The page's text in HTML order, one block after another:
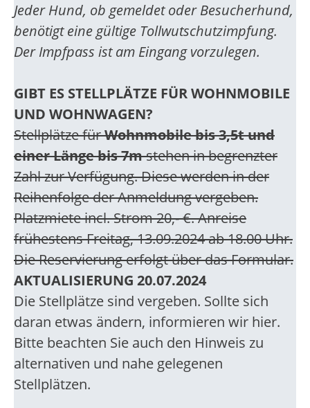
Jeder Hund, ob gemeldet oder Besucherhund,
benötigt eine gültige Tollwutschutzimpfung.
Der Impfpass ist am Eingang vorzulegen.
GIBT ES STELLPLÄTZE FÜR WOHNMOBILE
UND WOHNWAGEN?
Stellplätze fürWohnmobile bis 3,5tund
einer Länge bis 7mstehen in begrenzter
Zahl zur Verfügung. Diese werden in der
Reihenfolge der Anmeldung vergeben.
Platzmiete incl. Strom 20,- €. Anreise
frühestens Freitag, 13.09.2024 ab 18.00 Uhr.
Die Reservierung erfolgt über das Formular.
AKTUALISIERUNG 20.07.2024
Die Stellplätze sind vergeben. Sollte sich
daran etwas ändern, informieren wir hier.
Bitte beachten Sie auch den Hinweis zu
alternativen und nahe gelegenen
Stellplätzen.